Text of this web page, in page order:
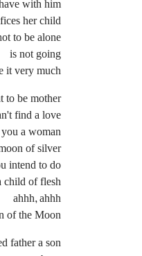
with him,"
her child
to be alone
is not going
it very much
to be mother
find a love
a woman.
of silver
intend to do
child of flesh
ahhh, ahhh
of the Moon
father a son